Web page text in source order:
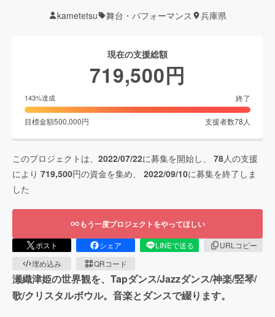
kametetsu 舞台・パフォーマンス 兵庫県
現在の支援総額
719,500円
143%達成 終了
目標金額500,000円 支援者数78 人
このプロジェクトは、 2022/07/22に募集を開始し、 78人の支援
により 719,500円の資金を集め、 2022/09/10に募集を終了しま
した
もう一度プロジェクトをやってほしい
ポスト シェア LINEで送る
URLコピー
埋め込み
QRコード
瀬織津姫の世界観を、Tapダンス/Jazzダンス/神楽/竪琴/
歌/クリスタルボウル。音楽とダンスで綴ります。